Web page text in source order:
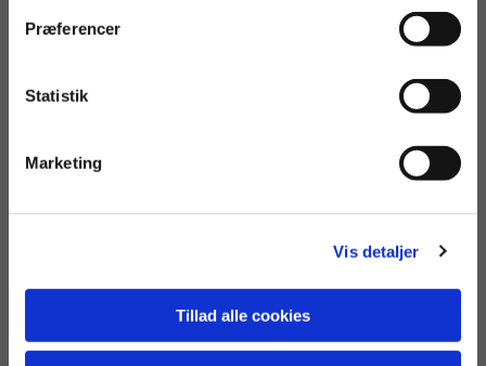
Præferencer
Statistik
Marketing
Vis detaljer
Tillad alle cookies
SLO JCH SLOCH CLUB CH INTCH DEE-FAIR CREAM CAKE